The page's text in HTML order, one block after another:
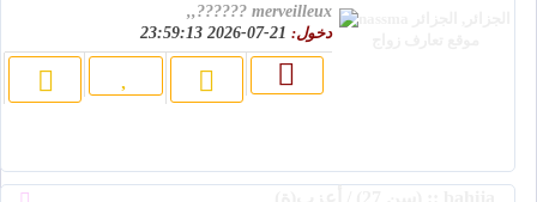
merveilleux ??????,,
دخول: